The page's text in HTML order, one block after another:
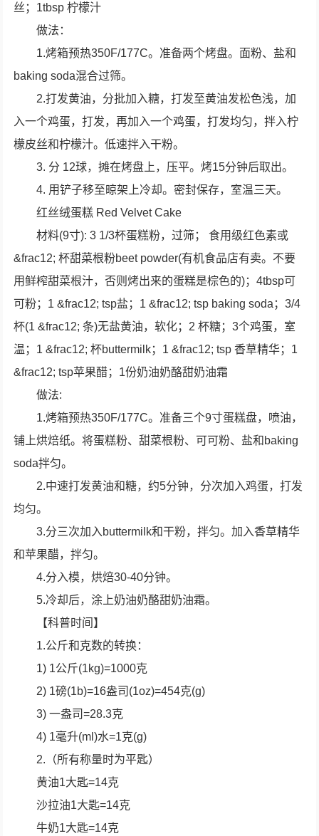
丝；1tbsp 柠檬汁
做法：
1.烤箱预热350F/177C。准备两个烤盘。面粉、盐和
baking soda混合过筛。
2.打发黄油，分批加入糖，打发至黄油发松色浅，加
入一个鸡蛋，打发，再加入一个鸡蛋，打发均匀，拌入柠
檬皮丝和柠檬汁。低速拌入干粉。
3. 分 12球，摊在烤盘上，压平。烤15分钟后取出。
4. 用铲子移至晾架上冷却。密封保存，室温三天。
红丝绒蛋糕 Red Velvet Cake
材料(9寸): 3 1/3杯蛋糕粉，过筛； 食用级红色素或
&frac12; 杯甜菜根粉beet powder(有机食品店有卖。不要
用鲜榨甜菜根汁，否则烤出来的蛋糕是棕色的)；4tbsp可
可粉；1 &frac12; tsp盐；1 &frac12; tsp baking soda；3/4
杯(1 &frac12; 条)无盐黄油，软化；2 杯糖；3个鸡蛋，室
温；1 &frac12; 杯buttermilk；1 &frac12; tsp 香草精华；1
&frac12; tsp苹果醋；1份奶油奶酪甜奶油霜
做法:
1.烤箱预热350F/177C。准备三个9寸蛋糕盘，喷油，
铺上烘焙纸。将蛋糕粉、甜菜根粉、可可粉、盐和baking
soda拌匀。
2.中速打发黄油和糖，约5分钟，分次加入鸡蛋，打发
均匀。
3.分三次加入buttermilk和干粉，拌匀。加入香草精华
和苹果醋，拌匀。
4.分入模，烘焙30-40分钟。
5.冷却后，涂上奶油奶酪甜奶油霜。
【科普时间】
1.公斤和克数的转换：
1) 1公斤(1kg)=1000克
2) 1磅(1b)=16盎司(1oz)=454克(g)
3) 一盎司=28.3克
4) 1毫升(ml)水=1克(g)
2.（所有称量时为平匙）
黄油1大匙=14克
沙拉油1大匙=14克
牛奶1大匙=14克